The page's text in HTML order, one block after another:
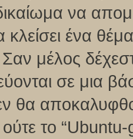
να
κλείσει ένα
Σαν μέλος
σε μια
θα
το